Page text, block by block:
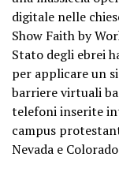
digitale nelle
Show Faith by
Stato degli ebrei
per applicare un
barriere virtuali
telefoni inserite
campus
Nevada e